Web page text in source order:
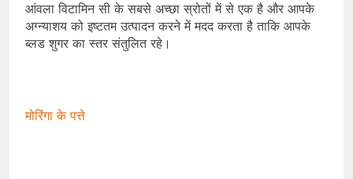
आंवला विटामिन सी के सबसे अच्छा स्रोतों में से एक है और आपके
अग्न्याशय को इष्टतम उत्पादन करने में मदद करता है ताकि आपके
ब्लड शुगर का स्तर संतुलित रहे।
मोरिंगा के पत्ते